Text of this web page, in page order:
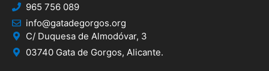
965 756 089
info@gatadegorgos.org
C/ Duquesa de Almodóvar, 3
03740 Gata de Gorgos, Alicante.